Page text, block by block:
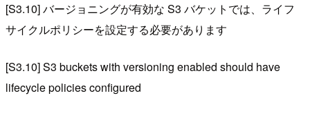
[S3.10] バージョニングが有効な S3 バケットでは、ライフ
サイクルポリシーを設定する必要があります
[S3.10] S3 buckets with versioning enabled should have
lifecycle policies configured